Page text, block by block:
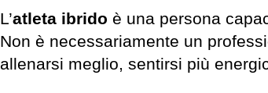
L’atleta ibrido è una persona
Non è necessariamente un
allenarsi meglio, sentirsi più